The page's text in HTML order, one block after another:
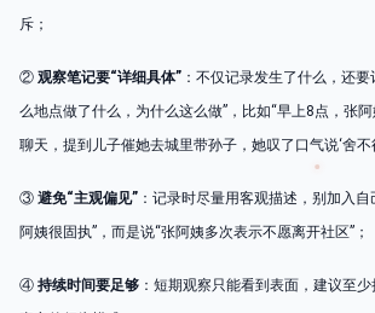
斥；
② 观察笔记要“详细具体” ：不仅记录发生了什么，还
么地点做了什么，为什么这么做”，比如“早上8点，张
聊天，提到儿子催她去城里带孙子，她叹了口气说‘舍不
③ 避免“主观偏见” ：记录时尽量用客观描述，别加入
阿姨很固执”，而是说“张阿姨多次表示不愿离开社区”；
④ 持续时间要足够 ：短期观察只能看到表面，建议至